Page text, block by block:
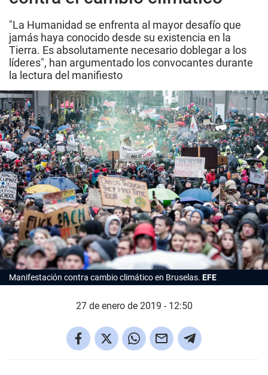
"La Humanidad se enfrenta al mayor desafío que
jamás haya conocido desde su existencia en la
Tierra. Es absolutamente necesario doblegar a los
líderes", han argumentado los convocantes durante
la lectura del manifiesto
Manifestación contra cambio climático en Bruselas. EFE
27 de enero de 2019 - 12:50